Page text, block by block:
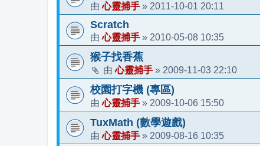
由心靈捕手 » 2011-10-01 20:11
Scratch
由心靈捕手 » 2010-05-08 10:35
猴子找香蕉
由心靈捕手 » 2009-11-03 22:10
校園打字機 (專區)
由心靈捕手 » 2009-10-06 15:50
TuxMath (數學遊戲)
由心靈捕手 » 2009-08-16 10:35